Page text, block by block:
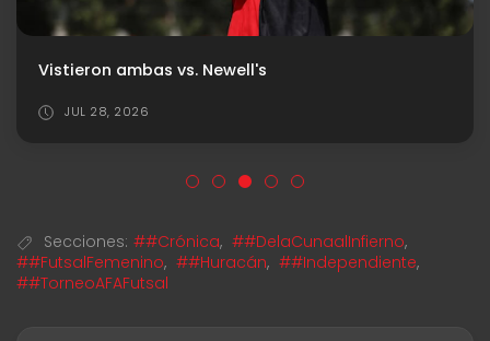
Vistieron ambas vs. Newell's
JUL 28, 2026
Secciones: ##Crónica, ##DelaCunaalInfierno,
##FutsalFemenino, ##Huracán, ##Independiente,
##TorneoAFAFutsal